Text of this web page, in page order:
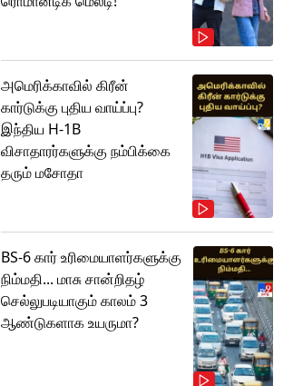
அமெரிக்காவில் கிரீன்
கார்டுக்கு புதிய வாய்ப்பு?
இந்திய H-1B
விசாதாரர்களுக்கு நம்பிக்கை
தரும் மசோதா
BS-6 கார் உரிமையாளர்களுக்கு
நிம்மதி... மாசு சான்றிதழ்
செல்லுபடியாகும் காலம் 3
ஆண்டுகளாக உயருமா?